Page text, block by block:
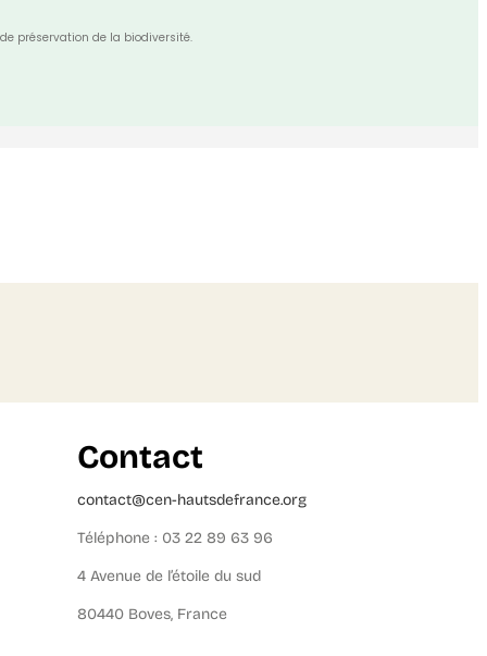
préservation de la biodiversité.
Contact
contact@cen-hautsdefrance.org
Téléphone : 03 22 89 63 96
4 Avenue de l’étoile du sud
80440 Boves, France